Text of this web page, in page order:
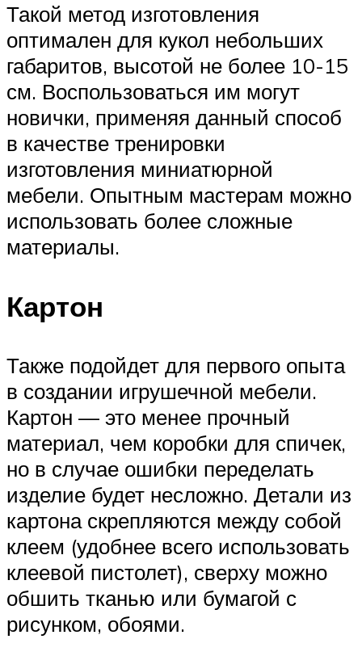
Такой метод изготовления
оптимален для кукол небольших
габаритов, высотой не более 10-15
см. Воспользоваться им могут
новички, применяя данный способ
в качестве тренировки
изготовления миниатюрной
мебели. Опытным мастерам можно
использовать более сложные
материалы.
Картон
Также подойдет для первого опыта
в создании игрушечной мебели.
Картон — это менее прочный
материал, чем коробки для спичек,
но в случае ошибки переделать
изделие будет несложно. Детали из
картона скрепляются между собой
клеем (удобнее всего использовать
клеевой пистолет), сверху можно
обшить тканью или бумагой с
рисунком, обоями.